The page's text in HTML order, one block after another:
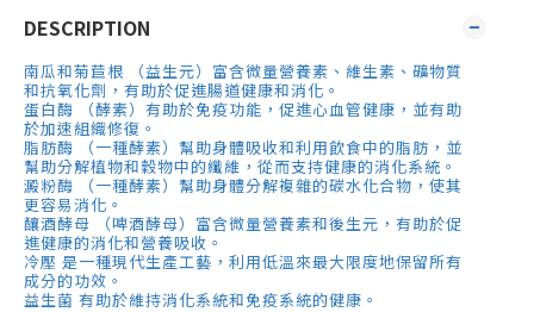
DESCRIPTION
南瓜和菊苣根 （益生元）富含微量營養素、維生素、礦物質
和抗氧化劑，有助於促進腸道健康和消化。
蛋白酶 （酵素）有助於免疫功能，促進心血管健康，並有助
於加速組織修復。
脂肪酶 （一種酵素）幫助身體吸收和利用飲食中的脂肪，並
幫助分解植物和穀物中的纖維，從而支持健康的消化系統。
澱粉酶 （一種酵素）幫助身體分解複雜的碳水化合物，使其
更容易消化。
釀酒酵母 （啤酒酵母）富含微量營養素和後生元，有助於促
進健康的消化和營養吸收。
冷壓 是一種現代生產工藝，利用低溫來最大限度地保留所有
成分的功效。
益生菌 有助於維持消化系統和免疫系統的健康。